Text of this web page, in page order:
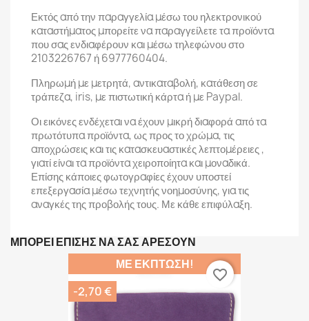
Εκτός από την παραγγελία μέσω του ηλεκτρονικού
καταστήματος μπορείτε να παραγγείλετε τα προϊόντα
που σας ενδιαφέρουν και μέσω τηλεφώνου στο
2103226767 ή 6977760404.
Πληρωμή με μετρητά, αντικαταβολή, κατάθεση σε
τράπεζα, iris, με πιστωτική κάρτα ή με Paypal.
Οι εικόνες ενδέχεται να έχουν μικρή διαφορά από τα
πρωτότυπα προϊόντα, ως προς το χρώμα, τις
αποχρώσεις και τις κατασκευαστικές λεπτομέρειες ,
γιατί είναι τα προϊόντα χειροποίητα και μοναδικά.
Επίσης κάποιες φωτογραφίες έχουν υποστεί
επεξεργασία μέσω τεχνητής νοημοσύνης, για τις
αναγκές της προβολής τους. Με κάθε επιφύλαξη.
ΜΠΟΡΕΊ ΕΠΊΣΗΣ ΝΑ ΣΑΣ ΑΡΈΣΟΥΝ
ΜΕ ΈΚΠΤΩΣΗ!
-2,70 €
favorite_border